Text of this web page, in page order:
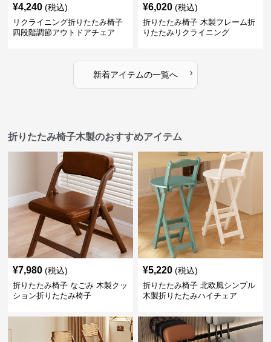
¥4,240 (税込)
リクライニング折りたたみ椅子
四段階調節アウトドアチェア
¥6,020 (税込)
折りたたみ椅子 木製フレーム折
りたたみリクライニング
新着アイテムの一覧へ ›
折りたたみ椅子木製のおすすめアイテム
¥7,980 (税込)
折りたたみ椅子 なごみ 木製クッ
ション折りたたみ椅子
¥5,220 (税込)
折りたたみ椅子 北欧風シンプル
木製折りたたみハイチェア